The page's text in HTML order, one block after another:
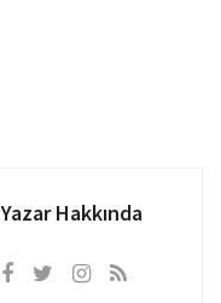
Yazar Hakkında